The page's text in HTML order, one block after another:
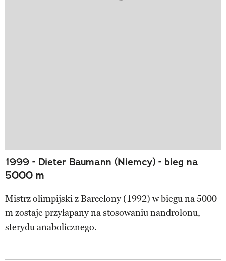
1999 - Dieter Baumann (Niemcy) - bieg na
5000 m
Mistrz olimpijski z Barcelony (1992) w biegu na 5000
m zostaje przyłapany na stosowaniu nandrolonu,
sterydu anabolicznego.